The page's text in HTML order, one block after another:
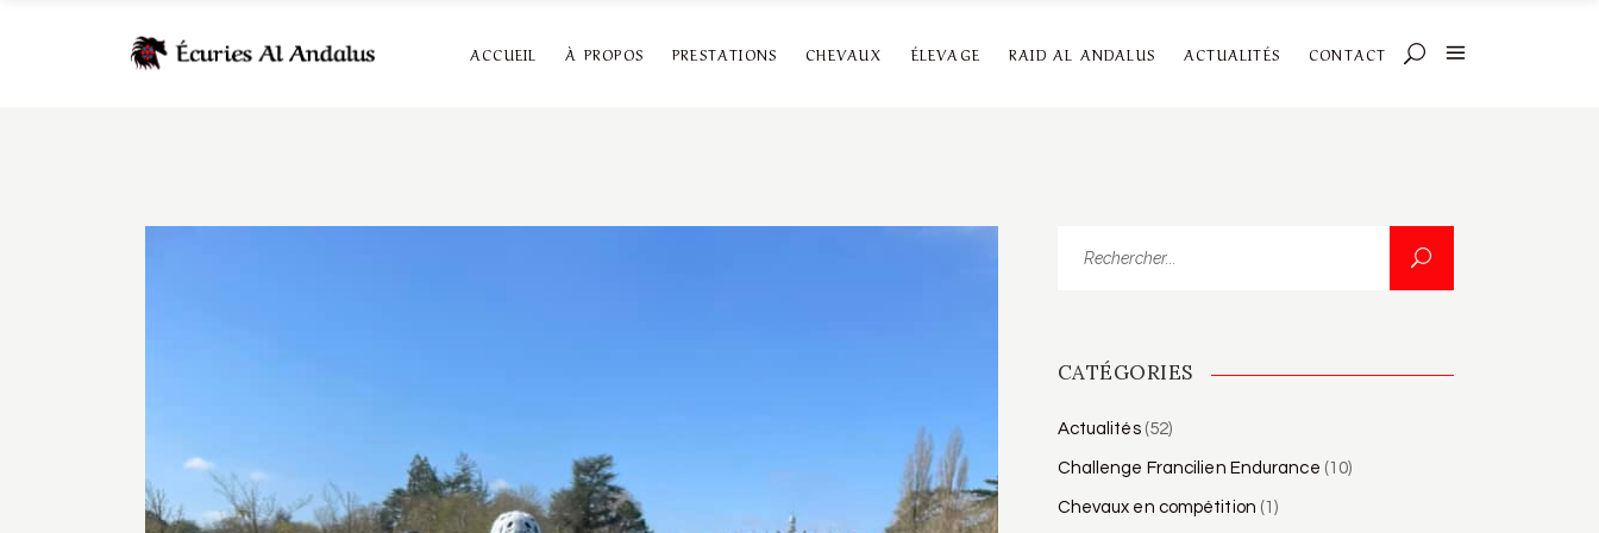
ACCUEIL À PROPOS PRESTATIONS CHEVAUX ÉLEVAGE RAID AL ANDALUS ACTUALITÉS CONTACT
CATÉGORIES
Actualités(52)
Challenge Francilien Endurance (10)
Chevaux en compétition (1)